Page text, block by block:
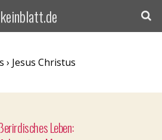
keinblatt.de
› Jesus Christus
Leben: